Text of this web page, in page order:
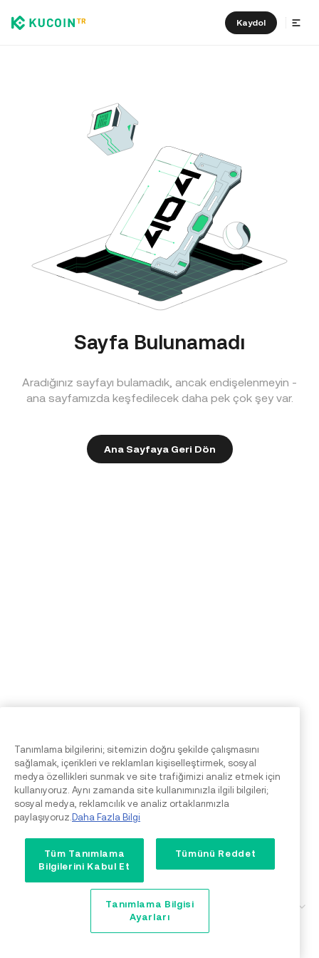
Kaydol
Sayfa Bulunamadı
Aradığınız sayfayı bulamadık, ancak endişelenmeyin -
ana sayfamızda keşfedilecek daha pek çok şey var.
Ana Sayfaya Geri Dön
Tanımlama bilgilerini; sitemizin doğru şekilde çalışmasını
sağlamak, içerikleri ve reklamları kişiselleştirmek, sosyal
medya özellikleri sunmak ve site trafiğimizi analiz etmek için
kullanıyoruz. Aynı zamanda site kullanımınızla ilgili bilgileri;
sosyal medya, reklamcılık ve analiz ortaklarımızla
paylaşıyoruz. Daha Fazla Bilgi
Tüm Tanımlama
Bilgilerini Kabul Et
Tümünü Reddet
Tanımlama Bilgisi
Ayarları